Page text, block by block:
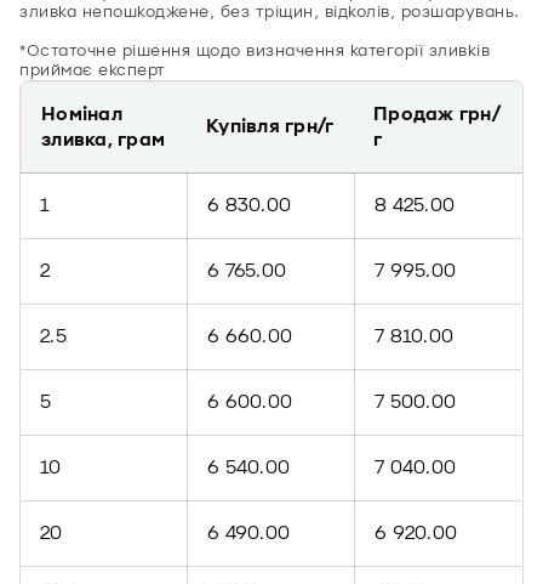
зливка непошкоджене, без тріщин, відколів, розшарувань.
*Остаточне рішення щодо визначення категорії зливків
приймає експерт
Номінал
зливка, грам
Купівля грн/г
Продаж грн/
г
1 6 830.00 8 425.00
2 6 765.00 7 995.00
2.5 6 660.00 7 810.00
5 6 600.00 7 500.00
10 6 540.00 7 040.00
20 6 490.00 6 920.00